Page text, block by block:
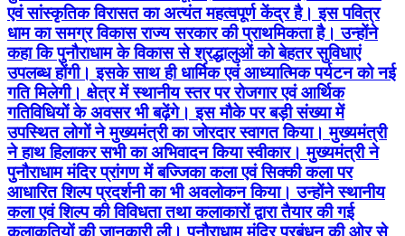
एवं सांस्कृतिक विरासत का अत्यंत महत्वपूर्ण केंद्र है। इस पवित्र
धाम का समग्र विकास राज्य सरकार की प्राथमिकता है। उन्होंने
कहा कि पुनौराधाम के विकास से श्रद्धालुओं को बेहतर सुविधाएं
उपलब्ध होंगी। इसके साथ ही धार्मिक एवं आध्यात्मिक पर्यटन को नई
गति मिलेगी। क्षेत्र में स्थानीय स्तर पर रोजगार एवं आर्थिक
गतिविधियों के अवसर भी बढ़ेंगे। इस मौके पर बड़ी संख्या में
उपस्थित लोगों ने मुख्यमंत्री का जोरदार स्वागत किया। मुख्यमंत्री
ने हाथ हिलाकर सभी का अभिवादन किया स्वीकार। मुख्यमंत्री ने
पुनौराधाम मंदिर प्रांगण में बज्जिका कला एवं सिक्की कला पर
आधारित शिल्प प्रदर्शनी का भी अवलोकन किया। उन्होंने स्थानीय
कला एवं शिल्प की विविधता तथा कलाकारों द्वारा तैयार की गई
कलाकृतियों की जानकारी ली। पुनौराधाम मंदिर प्रबंधन की ओर से